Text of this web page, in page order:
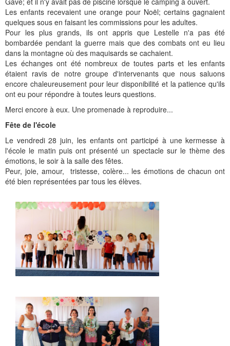
Les enfants recevaient une orange pour Noël; certains gagnaient
quelques sous en faisant les commissions pour les adultes.
Pour les plus grands, ils ont appris que Lestelle n'a pas été
bombardée pendant la guerre mais que des combats ont eu lieu
dans la montagne où des maquisards se cachaient.
Les échanges ont été nombreux de toutes parts et les enfants
étaient ravis de notre groupe d'intervenants que nous saluons
encore chaleureusement pour leur disponibilité et la patience qu'ils
ont eu pour répondre à toutes leurs questions.
Merci encore à eux. Une promenade à reproduire...
Fête de l'école
Le vendredi 28 juin, les enfants ont participé à une kermesse à
l'école le matin puis ont présenté un spectacle sur le thème des
émotions, le soir à la salle des fêtes.
Peur, joie, amour,
tristesse, colère... les émotions de chacun ont
été bien représentées par tous les élèves.